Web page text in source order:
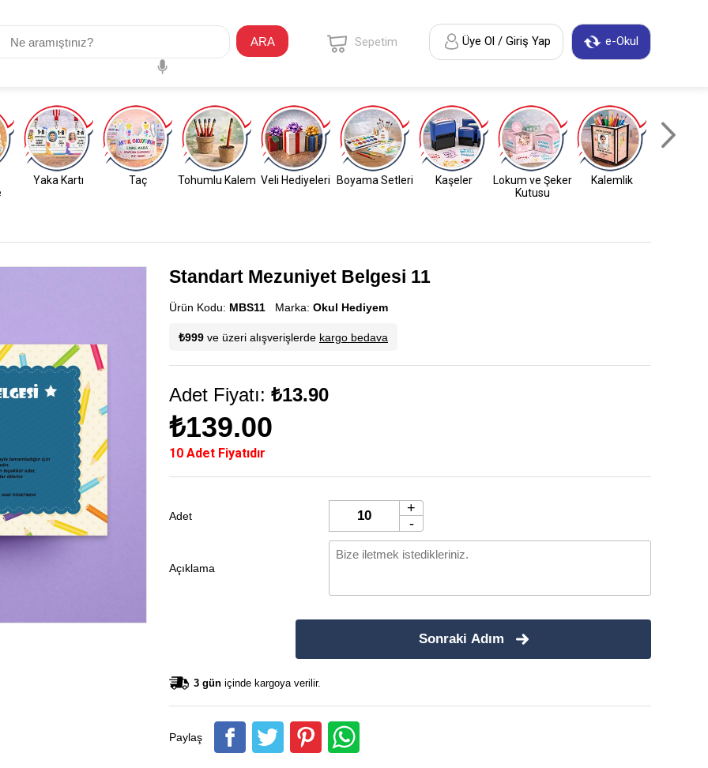
ARA e-Okul
Üye Ol / Giriş Yap
Sepetim
Yaka Kartı Taç Tohumlu Kalem Veli Hediyeleri Boyama Setleri Kaşeler
Lokum ve Şeker
Kutusu
Kalemlik
Standart Mezuniyet Belgesi 11
Ürün Kodu: MBS11 Marka: Okul Hediyem
₺999 ve üzeri alışverişlerde kargo bedava
Adet Fiyatı: ₺13.90
₺139.00
10 Adet Fiyatıdır
Adet
+
-
Açıklama
Sonraki Adım
3 gün içinde kargoya verilir.
Paylaş